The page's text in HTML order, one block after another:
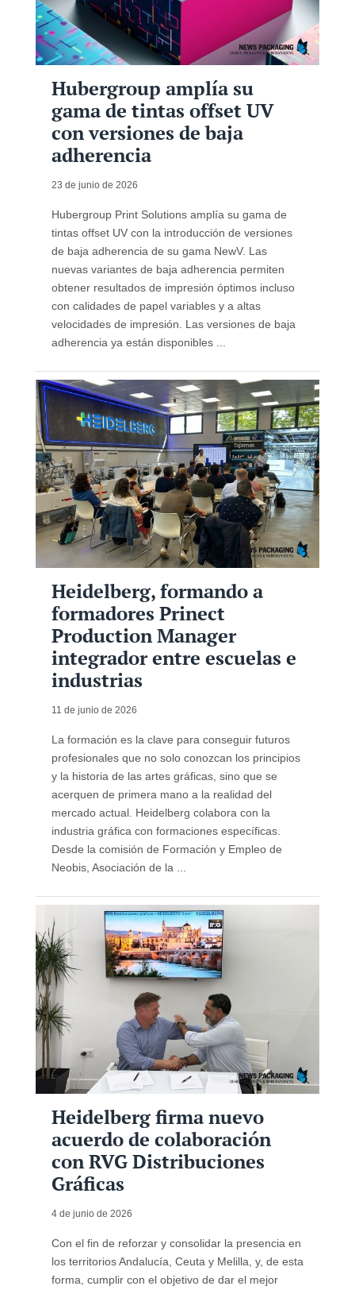
Hubergroup amplía su
gama de tintas offset UV
con versiones de baja
adherencia
23 de junio de 2026
Hubergroup Print Solutions amplía su gama de
tintas offset UV con la introducción de versiones
de baja adherencia de su gama NewV. Las
nuevas variantes de baja adherencia permiten
obtener resultados de impresión óptimos incluso
con calidades de papel variables y a altas
velocidades de impresión. Las versiones de baja
adherencia ya están disponibles ...
Heidelberg, formando a
formadores Prinect
Production Manager
integrador entre escuelas e
industrias
11 de junio de 2026
La formación es la clave para conseguir futuros
profesionales que no solo conozcan los principios
y la historia de las artes gráficas, sino que se
acerquen de primera mano a la realidad del
mercado actual. Heidelberg colabora con la
industria gráfica con formaciones específicas.
Desde la comisión de Formación y Empleo de
Neobis, Asociación de la ...
Heidelberg firma nuevo
acuerdo de colaboración
con RVG Distribuciones
Gráficas
4 de junio de 2026
Con el fin de reforzar y consolidar la presencia en
los territorios Andalucía, Ceuta y Melilla, y, de esta
forma, cumplir con el objetivo de dar el mejor